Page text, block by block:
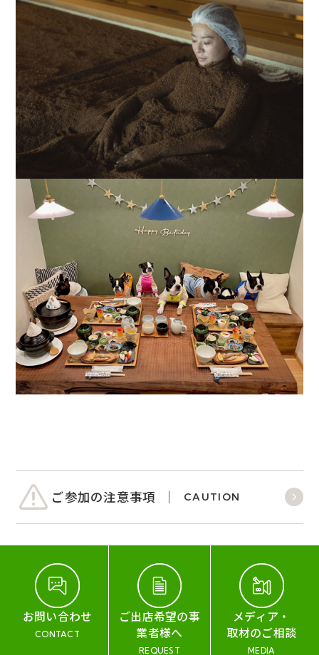
ご参加の注意事項 CAUTION
お問い合わせ
CONTACT
ご出店希望の事
業者様へ
REQUEST
メディア・
取材のご相談
MEDIA